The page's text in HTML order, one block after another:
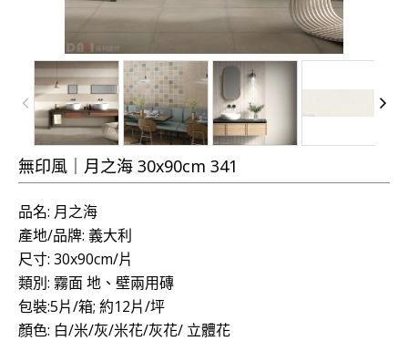
無印風｜月之海 30x90cm 341
品名: 月之海
產地/品牌: 義大利
尺寸: 30x90cm/片
類別: 霧面 地、壁兩用磚
包裝:5片/箱; 約12片/坪
顏色: 白/米/灰/米花/灰花/ 立體花